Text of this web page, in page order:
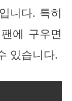
니다. 특히
에 구우면
있습니다.